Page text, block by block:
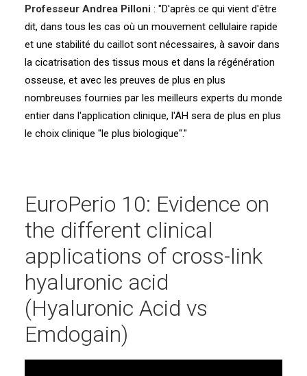
Professeur Andrea Pilloni : "D'après ce qui vient d'être
dit, dans tous les cas où un mouvement cellulaire rapide
et une stabilité du caillot sont nécessaires, à savoir dans
la cicatrisation des tissus mous et dans la régénération
osseuse, et avec les preuves de plus en plus
nombreuses fournies par les meilleurs experts du monde
entier dans l'application clinique, l'AH sera de plus en plus
le choix clinique "le plus biologique"."
EuroPerio 10: Evidence on
the different clinical
applications of cross-link
hyaluronic acid
(Hyaluronic Acid vs
Emdogain)